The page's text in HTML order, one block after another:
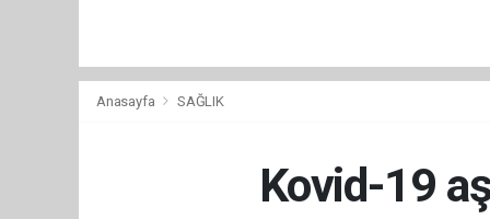
Anasayfa SAĞLIK
Kovid-19